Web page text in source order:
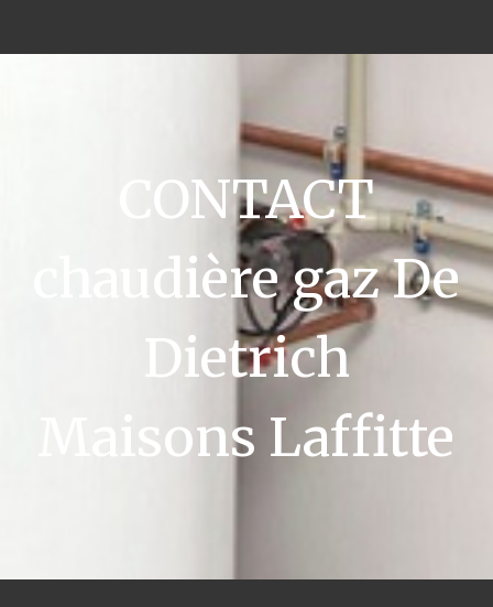
CONTACT
chaudière gaz De
Dietrich
Maisons Laffitte